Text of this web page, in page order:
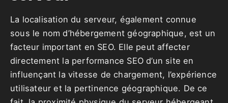
La localisation du serveur, également connue
sous le nom d’hébergement géographique, est un
facteur important en SEO. Elle peut affecter
directement la performance SEO d’un site en
influençant la vitesse de chargement, l’expérience
utilisateur et la pertinence géographique. De ce